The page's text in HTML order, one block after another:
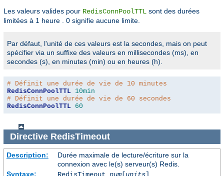
Les valeurs valides pour RedisConnPoolTTL sont des durées
limitées à 1 heure . 0 signifie aucune limite.
Par défaut, l'unité de ces valeurs est la secondes, mais on peut
spécifier via un suffixe des valeurs en millisecondes (ms), en
secondes (s), en minutes (min) ou en heures (h).
# Définit une durée de vie de 10 minutes
RedisConnPoolTTL 10min
# Définit une durée de vie de 60 secondes
RedisConnPoolTTL 60
Directive RedisTimeout
Description:
Durée maximale de lecture/écriture sur la
connexion avec le(s) serveur(s) Redis.
Syntaxe:
RedisTimeout num[units]